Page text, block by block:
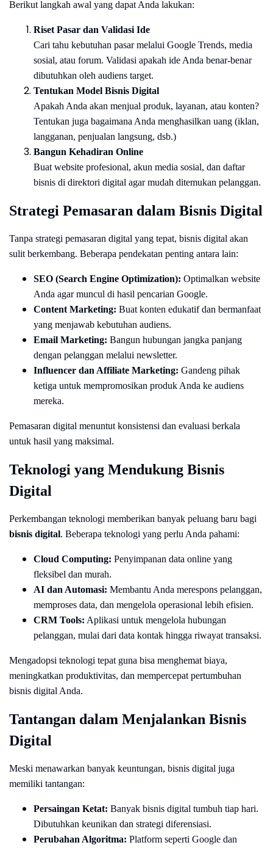
Berikut langkah awal yang dapat Anda lakukan:
Riset Pasar dan Validasi Ide
Cari tahu kebutuhan pasar melalui Google Trends, media
sosial, atau forum. Validasi apakah ide Anda benar-benar
dibutuhkan oleh audiens target.
Tentukan Model Bisnis Digital
Apakah Anda akan menjual produk, layanan, atau konten?
Tentukan juga bagaimana Anda menghasilkan uang (iklan,
langganan, penjualan langsung, dsb.)
Bangun Kehadiran Online
Buat website profesional, akun media sosial, dan daftar
bisnis di direktori digital agar mudah ditemukan pelanggan.
Strategi Pemasaran dalam Bisnis Digital
Tanpa strategi pemasaran digital yang tepat, bisnis digital akan
sulit berkembang. Beberapa pendekatan penting antara lain:
SEO (Search Engine Optimization): Optimalkan website
Anda agar muncul di hasil pencarian Google.
Content Marketing: Buat konten edukatif dan bermanfaat
yang menjawab kebutuhan audiens.
Email Marketing: Bangun hubungan jangka panjang
dengan pelanggan melalui newsletter.
Influencer dan Affiliate Marketing: Gandeng pihak
ketiga untuk mempromosikan produk Anda ke audiens
mereka.
Pemasaran digital menuntut konsistensi dan evaluasi berkala
untuk hasil yang maksimal.
Teknologi yang Mendukung Bisnis
Digital
Perkembangan teknologi memberikan banyak peluang baru bagi
bisnis digital. Beberapa teknologi yang perlu Anda pahami:
Cloud Computing: Penyimpanan data online yang
fleksibel dan murah.
AI dan Automasi: Membantu Anda merespons pelanggan,
memproses data, dan mengelola operasional lebih efisien.
CRM Tools: Aplikasi untuk mengelola hubungan
pelanggan, mulai dari data kontak hingga riwayat transaksi.
Mengadopsi teknologi tepat guna bisa menghemat biaya,
meningkatkan produktivitas, dan mempercepat pertumbuhan
bisnis digital Anda.
Tantangan dalam Menjalankan Bisnis
Digital
Meski menawarkan banyak keuntungan, bisnis digital juga
memiliki tantangan:
Persaingan Ketat: Banyak bisnis digital tumbuh tiap hari.
Dibutuhkan keunikan dan strategi diferensiasi.
Perubahan Algoritma: Platform seperti Google dan